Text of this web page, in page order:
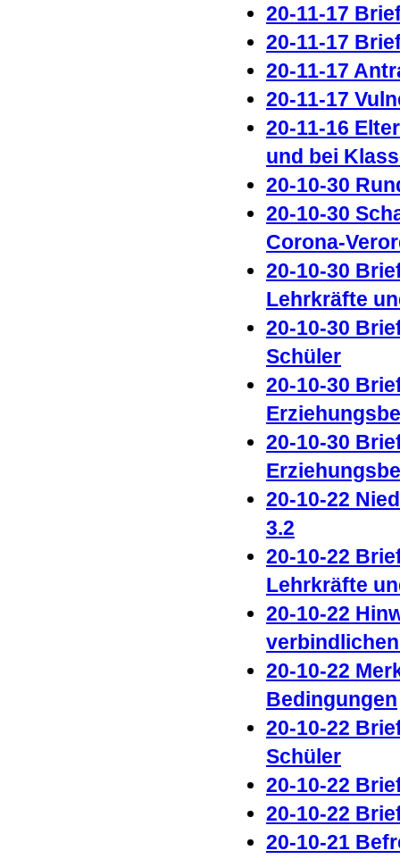
20-11-17
20-11-17
20-11-17
20-11-17
20-11-16
und bei
20-10-30
20-10-30
Corona-
20-10-30
Lehrkräfte
20-10-30
Schüler
20-10-30
20-10-30
20-10-22
3.2
20-10-22
Lehrkräfte
20-10-22
20-10-22
Bedingungen
20-10-22
Schüler
20-10-22
20-10-22
20-10-21